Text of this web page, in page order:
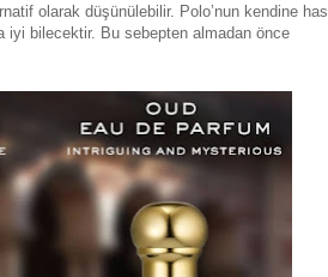
olarak düşünülebilir. Polo’nun kendine has
iyi bilecektir. Bu sebepten almadan önce